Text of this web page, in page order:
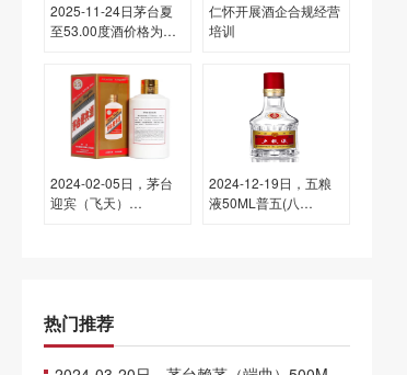
2025-11-24日茅台夏
至53.00度酒价格为
3,300元
仁怀开展酒企合规经营
培训
2024-02-05日，茅台
迎宾（飞天）
2024-12-19日，五粮
液50ML普五(八
热门推荐